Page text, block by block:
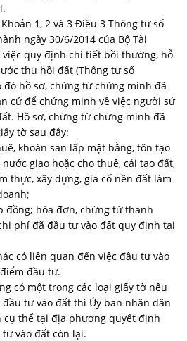
1, 2 và 3 Điều 3 Thông tư số
ngày 30/6/2014 của Bộ Tài
quy định chi tiết bồi thường, hỗ
thu hồi đất (Thông tư số
đó hồ sơ, chứng từ chứng minh đã
cứ để chứng minh về việc người sử
Hồ sơ, chứng từ chứng minh đã
tờ sau đây:
khoán san lấp mặt bằng, tôn tạo
giao hoặc cho thuê, cải tạo đất,
thực, xây dựng, gia cố nền đất làm
đồng; hóa đơn, chứng từ thanh
phí đã đầu tư vào đất quy định tại
có liên quan đến việc đầu tư vào
đầu tư.
có một trong các loại giấy tờ nêu
tư vào đất thì Ủy ban nhân dân
thể tại địa phương quyết định
vào đất còn lại.